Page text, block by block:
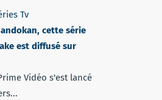
Tv
cette série
est diffusé sur
Vidéo s'est lancé